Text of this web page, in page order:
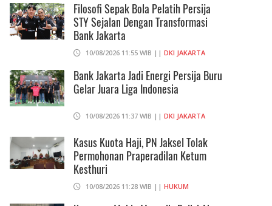
Filosofi Sepak Bola Pelatih Persija
STY Sejalan Dengan Transformasi
Bank Jakarta
10/08/2026 11:55 WIB || DKI JAKARTA
Bank Jakarta Jadi Energi Persija Buru
Gelar Juara Liga Indonesia
10/08/2026 11:37 WIB || DKI JAKARTA
Kasus Kuota Haji, PN Jaksel Tolak
Permohonan Praperadilan Ketum
Kesthuri
10/08/2026 11:28 WIB || HUKUM